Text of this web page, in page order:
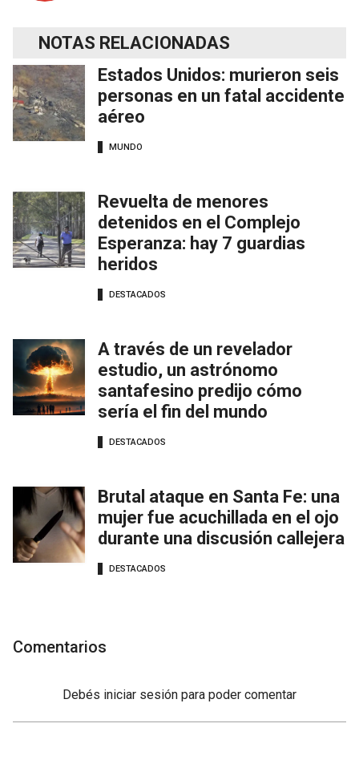
NOTAS RELACIONADAS
Estados Unidos: murieron seis
personas en un fatal accidente
aéreo
MUNDO
Revuelta de menores
detenidos en el Complejo
Esperanza: hay 7 guardias
heridos
DESTACADOS
A través de un revelador
estudio, un astrónomo
santafesino predijo cómo
sería el fin del mundo
DESTACADOS
Brutal ataque en Santa Fe: una
mujer fue acuchillada en el ojo
durante una discusión callejera
DESTACADOS
Comentarios
Debés iniciar sesión para poder comentar